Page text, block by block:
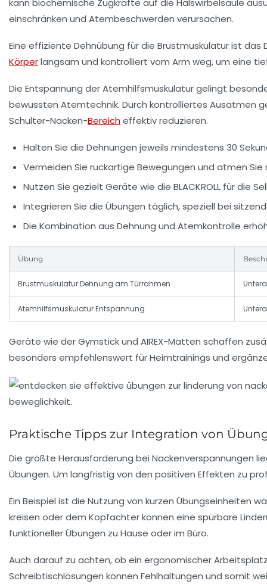
kann biochemische Zugkräfte auf die Halswirbelsäule
einschränken und Atembeschwerden verursachen.
Eine effiziente Dehnübung für die Brustmuskulatur ist
Körperlangsam und kontrolliert vom Arm weg, um eine
Die Entspannung der Atemhilfsmuskulaturgelingt
bewussten Atemtechnik. Durch kontrolliertes Ausatmen
Schulter-Nacken-Bereicheffektiv reduzieren.
Halten Sie die Dehnungen jeweils mindestens 30
Vermeiden Sie ruckartige Bewegungen und atmen
Nutzen Sie gezielt Geräte wie die BLACKROLL für die
Integrieren Sie die Übungen täglich, speziell bei
Die Kombination aus Dehnung und Atemkontrolle
Übung
Brustmuskulatur Dehnung am Türrahmen
Atemhilfsmuskulatur Entspannung
Geräte wie derGymstickund AIREX-Matten schaffen
besonders empfehlenswert für Heimtrainings und
Praktische Tipps zur Integration von
Die größte Herausforderung bei Nackenverspannungen
Übungen. Um langfristig von den positiven Effekten zu
Ein Beispiel ist die Nutzung von kurzen Übungseinheiten
kreisen oder dem Kopfachter können eine spürbare
funktioneller Übungen zu Hause oder im Büro.
Auch darauf zu achten, ob ein ergonomischer
Schreibtischlösungen können Fehlhaltungen und somit